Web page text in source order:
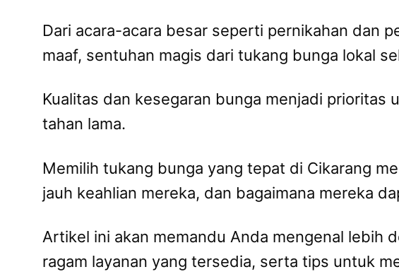
Dari acara-acara besar seperti pernikahan dan
maaf, sentuhan magis dari tukang bunga lokal
Kualitas dan kesegaran bunga menjadi prioritas
tahan lama.
Memilih tukang bunga yang tepat di Cikarang
jauh keahlian mereka, dan bagaimana mereka
Artikel ini akan memandu Anda mengenal lebih
ragam layanan yang tersedia, serta tips untuk